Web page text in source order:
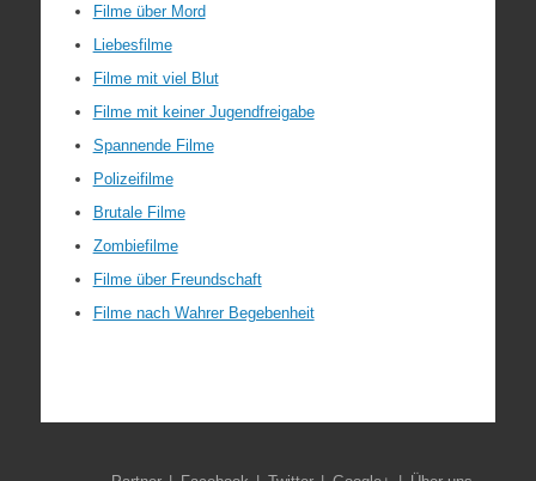
Filme über Mord
Liebesfilme
Filme mit viel Blut
Filme mit keiner Jugendfreigabe
Spannende Filme
Polizeifilme
Brutale Filme
Zombiefilme
Filme über Freundschaft
Filme nach Wahrer Begebenheit